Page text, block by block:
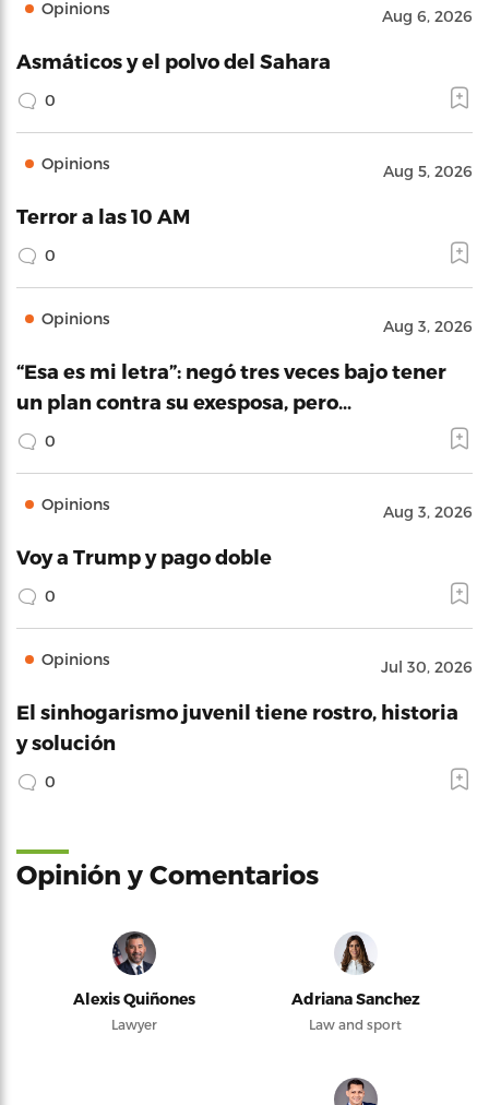
Opinions Aug 6, 2026
Asmáticos y el polvo del Sahara
0
Opinions Aug 5, 2026
Terror a las 10 AM
0
Opinions Aug 3, 2026
“Esa es mi letra”: negó tres veces bajo tener
un plan contra su exesposa, pero…
0
Opinions Aug 3, 2026
Voy a Trump y pago doble
0
Opinions Jul 30, 2026
El sinhogarismo juvenil tiene rostro, historia
y solución
0
Opinión y Comentarios
Alexis Quiñones
Lawyer
Adriana Sanchez
Law and sport